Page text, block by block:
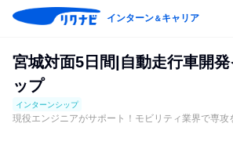
インターン＆キャリア
宮城対面5日間|自動走行車開
ップ
インターンシップ
現役エンジニアがサポート！モビリティ業界で専攻